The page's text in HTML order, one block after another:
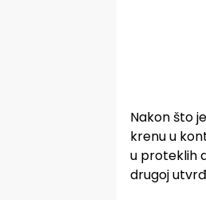
Nakon što
krenu u
u proteklih
drugoj